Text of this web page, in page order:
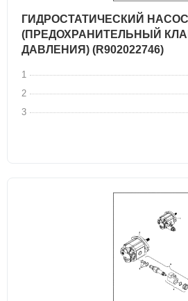
ГИДРОСТАТИЧЕСКИЙ НАСОС
(ПРЕДОХРАНИТЕЛЬНЫЙ
ДАВЛЕНИЯ) (R902022746)
1
2
3